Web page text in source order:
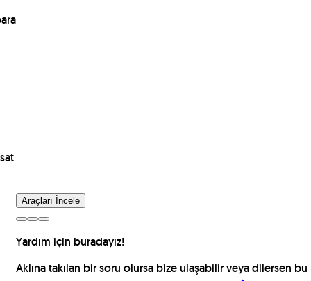
Araçları İncele
Yardım için buradayız!
Aklına takılan bir soru olursa bize ulaşabilir veya dilersen bu